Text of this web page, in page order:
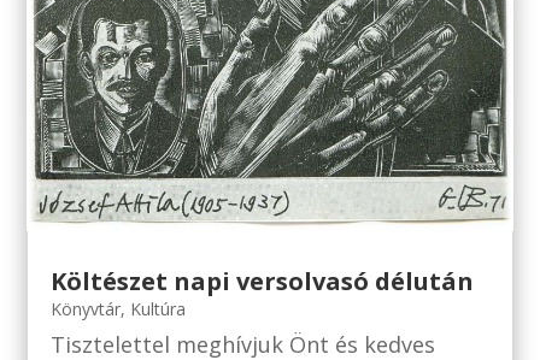
Költészet napi versolvasó délután
Könyvtár, Kultúra
Tisztelettel meghívjuk Önt és kedves